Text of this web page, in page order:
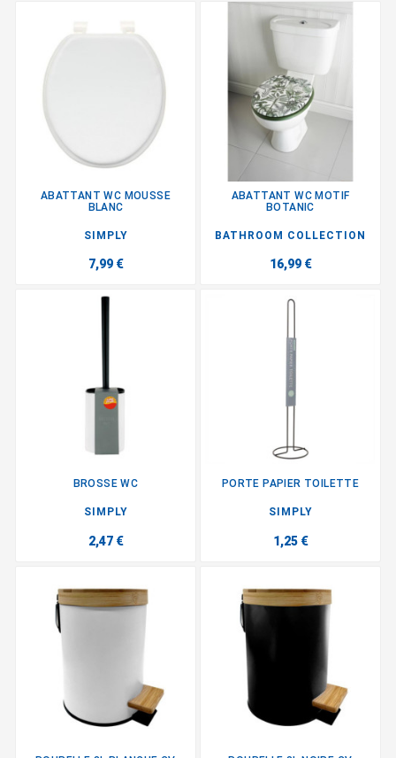
ABATTANT WC MOUSSE
BLANC
SIMPLY
7,99 €
ABATTANT WC MOTIF
BOTANIC
BATHROOM COLLECTION
16,99 €
BROSSE WC
SIMPLY
2,47 €
PORTE PAPIER TOILETTE
SIMPLY
1,25 €